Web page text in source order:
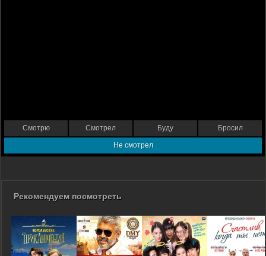
Смотрю Смотрел Буду Бросил
Не смотрел
Рекомендуем посмотреть